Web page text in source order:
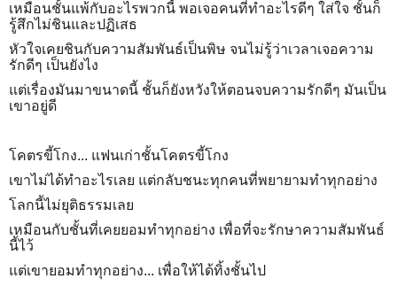
เหมือนชั้นแพ้กับอะไรพวกนี้ พอเจอคนที่ทำอะไรดีๆ ใส่ใจ ชั้นก็
รู้สึกไม่ชินและปฏิเสธ
หัวใจเคยชินกับความสัมพันธ์เป็นพิษ จนไม่รู้ว่าเวลาเจอความ
รักดีๆ เป็นยังไง
แต่เรื่องมันมาขนาดนี้ ชั้นก็ยังหวังให้ตอนจบความรักดีๆ มันเป็น
เขาอยู่ดี
โคตรขี้โกง... แฟนเก่าชั้นโคตรขี้โกง
เขาไม่ได้ทำอะไรเลย แต่กลับชนะทุกคนที่พยายามทำทุกอย่าง
โลกนี้ไม่ยุติธรรมเลย
เหมือนกับชั้นที่เคยยอมทำทุกอย่าง เพื่อที่จะรักษาความสัมพันธ์
นี้ไว้
แต่เขายอมทำทุกอย่าง... เพื่อให้ได้ทิ้งชั้นไป